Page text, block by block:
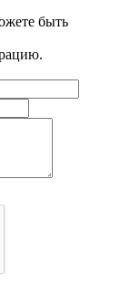
быть